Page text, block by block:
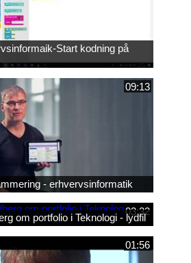
Start kodning på
09:13
- erhvervsinformatik
03:32
om portfolio i Teknologi - lydfil
01:56